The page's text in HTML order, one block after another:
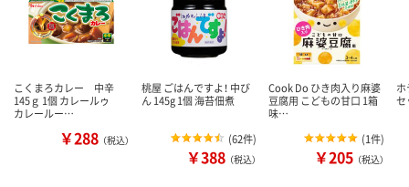
こくまろカレー 中辛
145ｇ 1個 カレールゥ
カレールー…
￥288 （税込）
桃屋 ごはんですよ！ 中び
ん 145g 1個 海苔佃煮
(62件)
￥388 （税込）
Cook Do ひき肉入り麻婆
豆腐用 こどもの甘口 1箱
味…
(1件)
￥205 （税込）
セ